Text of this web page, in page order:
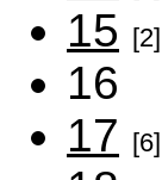
15 [2]
16
17 [6]